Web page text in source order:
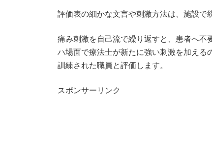
評価表の細かな文言や刺激方法は、施設で
痛み刺激を自己流で繰り返すと、患者へ不
ハ場面で療法士が新たに強い刺激を加える
訓練された職員と評価します。
スポンサーリンク